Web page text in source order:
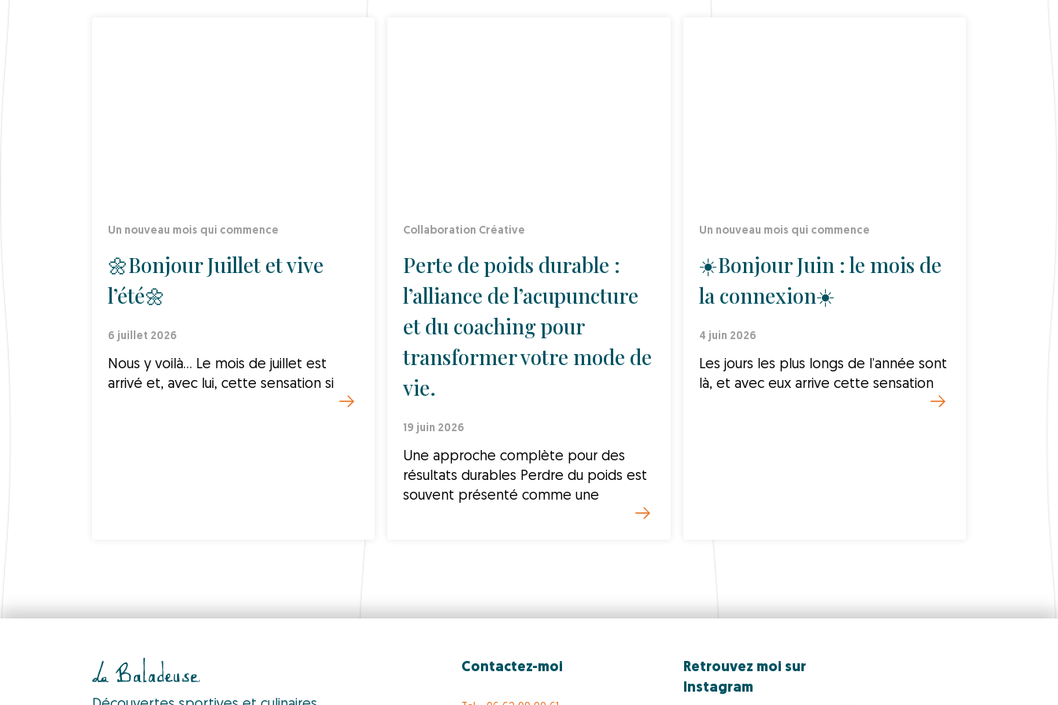
Un nouveau mois qui commence
🌼Bonjour Juillet et vive
l’été🌼
6 juillet 2026
Nous y voilà… Le mois de juillet est
arrivé et, avec lui, cette sensation si
Collaboration Créative
Perte de poids durable :
l’alliance de l’acupuncture
et du coaching pour
transformer votre mode de
vie.
19 juin 2026
Une approche complète pour des
résultats durables Perdre du poids est
souvent présenté comme une
Un nouveau mois qui commence
☀️Bonjour Juin : le mois de
la connexion☀️
4 juin 2026
Les jours les plus longs de l’année sont
là, et avec eux arrive cette sensation
Contactez-moi
Retrouvez moi sur
Instagram